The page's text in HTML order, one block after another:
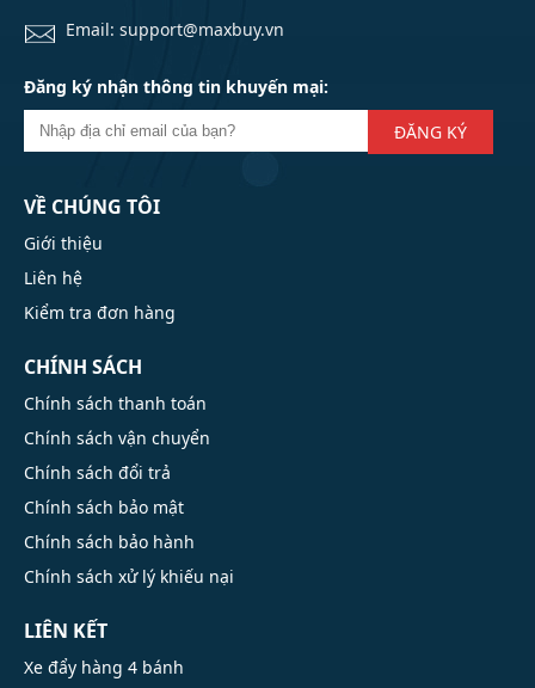
Email: support@maxbuy.vn
Đăng ký nhận thông tin khuyến mại:
ĐĂNG KÝ
VỀ CHÚNG TÔI
Giới thiệu
Liên hệ
Kiểm tra đơn hàng
CHÍNH SÁCH
Chính sách thanh toán
Chính sách vận chuyển
Chính sách đổi trả
Chính sách bảo mật
Chính sách bảo hành
Chính sách xử lý khiếu nại
LIÊN KẾT
Xe đẩy hàng 4 bánh